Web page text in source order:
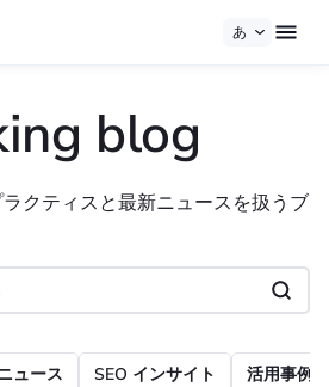
あ
blog
クティスと最新ニュースを扱うブ
ュース SEO インサイト 活用事例